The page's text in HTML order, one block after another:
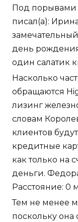
Под порывами
писал(а):
день
один салатик
Насколько
обращаются
лизинг
словам
клиентов
кредитные
как только на
деньги.
Расстояние: 0
Тем не менее
поскольку она